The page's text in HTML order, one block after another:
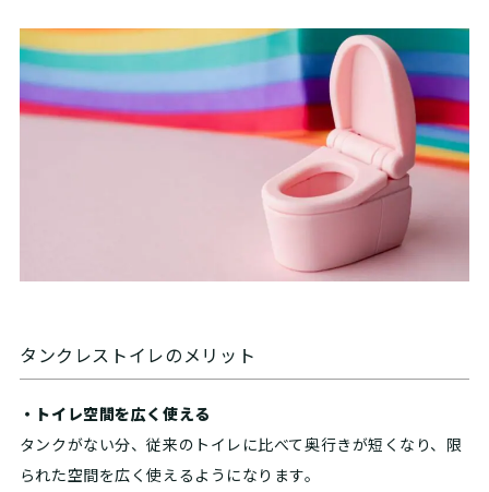
タンクレストイレのメリット
・トイレ空間を広く使える
タンクがない分、従来のトイレに比べて奥行きが短くなり、限
られた空間を広く使えるようになります。